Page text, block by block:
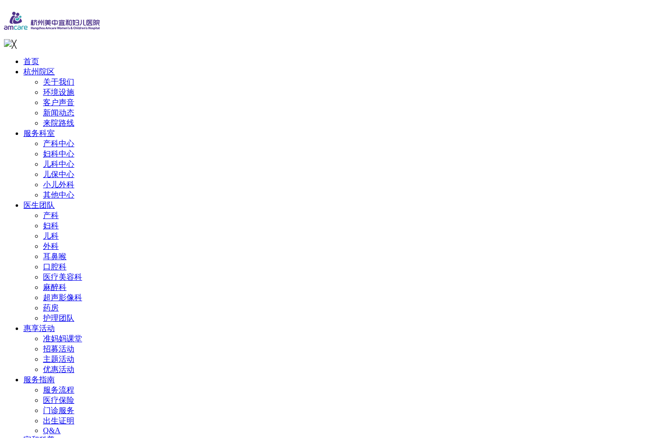
╳
首页
杭州院区
关于我们
环境设施
客户声音
新闻动态
来院路线
服务科室
产科中心
妇科中心
儿科中心
儿保中心
小儿外科
其他中心
医生团队
产科
妇科
儿科
外科
耳鼻喉
口腔科
医疗美容科
麻醉科
超声影像科
药房
护理团队
惠享活动
准妈妈课堂
招募活动
主题活动
优惠活动
服务指南
服务流程
医疗保险
门诊服务
出生证明
Q&A